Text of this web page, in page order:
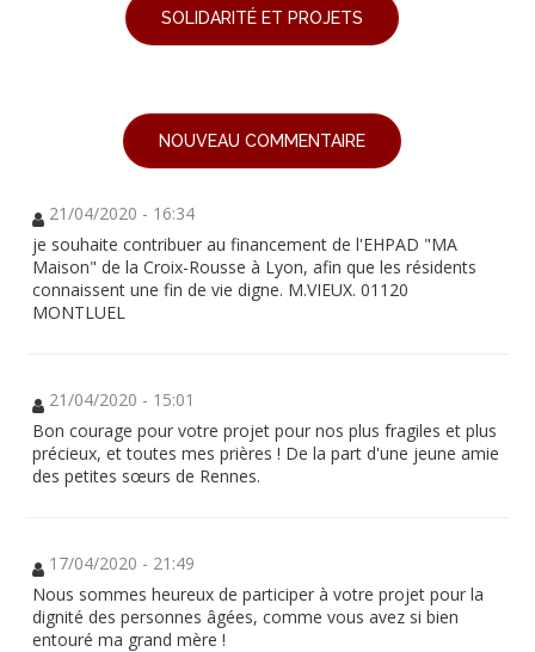
SOLIDARITÉ ET PROJETS
NOUVEAU COMMENTAIRE
21/04/2020 - 16:34
je souhaite contribuer au financement de l'EHPAD "MA
Maison" de la Croix-Rousse à Lyon, afin que les résidents
connaissent une fin de vie digne. M.VIEUX. 01120
MONTLUEL
21/04/2020 - 15:01
Bon courage pour votre projet pour nos plus fragiles et plus
précieux, et toutes mes prières ! De la part d'une jeune amie
des petites sœurs de Rennes.
17/04/2020 - 21:49
Nous sommes heureux de participer à votre projet pour la
dignité des personnes âgées, comme vous avez si bien
entouré ma grand mère !